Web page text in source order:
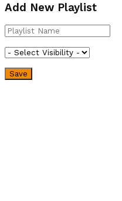
Add New Playlist